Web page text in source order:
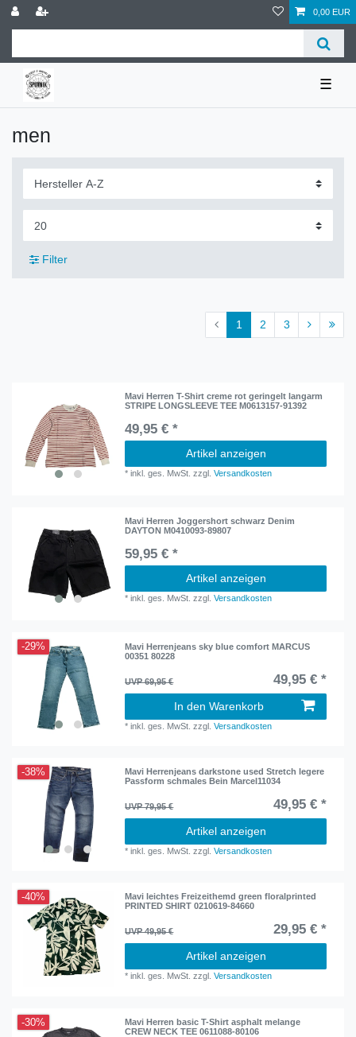
0,00 EUR
☰
men
Filter
1 2 3
Mavi Herren T-Shirt creme rot geringelt langarm
STRIPE LONGSLEEVE TEE M0613157-91392
49,95 € *
Artikel anzeigen
*inkl. ges. MwSt. zzgl.Versandkosten
Mavi Herren Joggershort schwarz Denim
DAYTON M0410093-89807
59,95 € *
Artikel anzeigen
*inkl. ges. MwSt. zzgl.Versandkosten
-29%
Mavi Herrenjeans sky blue comfort MARCUS
00351 80228
UVP 69,95 € 49,95 € *
In den Warenkorb
*inkl. ges. MwSt. zzgl.Versandkosten
-38%
Mavi Herrenjeans darkstone used Stretch legere
Passform schmales Bein Marcel11034
UVP 79,95 € 49,95 € *
Artikel anzeigen
*inkl. ges. MwSt. zzgl.Versandkosten
-40%
Mavi leichtes Freizeithemd green floralprinted
PRINTED SHIRT 0210619-84660
UVP 49,95 € 29,95 € *
Artikel anzeigen
*inkl. ges. MwSt. zzgl.Versandkosten
-30%
Mavi Herren basic T-Shirt asphalt melange
CREW NECK TEE 0611088-80106